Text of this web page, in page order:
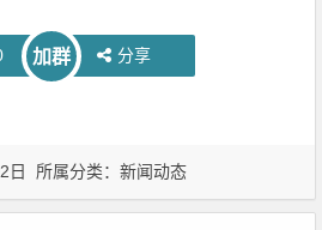
加群 分享
日 所属分类：新闻动态